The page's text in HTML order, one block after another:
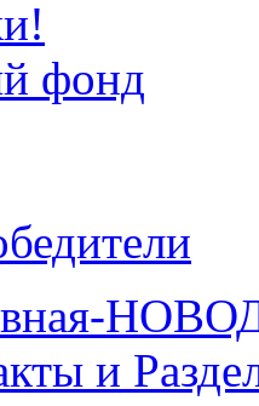
фонд
и